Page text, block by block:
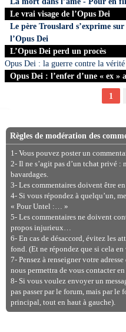
Le vrai visage de l’Opus Dei
Le père Trouslard s’exprime
l’Opus Dei
L’Opus Dei perd un procès
Opus Dei : la guerre contre la vérité
Opus Dei : l’enfer d’une « ex »
1
Règles de modération des
1- Vous pouvez poster un
2- Il ne s’agit pas d’un tchat privé :
bavardages.
3- Les commentaires doivent être
4- Si vous répondez à quelqu’un,
« Pour Untel :… »
5- Les commentaires ne doivent
propos injurieux…
6- En cas de désaccord, évitez les
fond. (Et ne répondez que si cela
7- Pensez à renseigner votre
nous permettra de vous contacter
8- Si vous voulez envoyer un
pas passer par le forum, mais par le
principal, tout en haut à gauche).